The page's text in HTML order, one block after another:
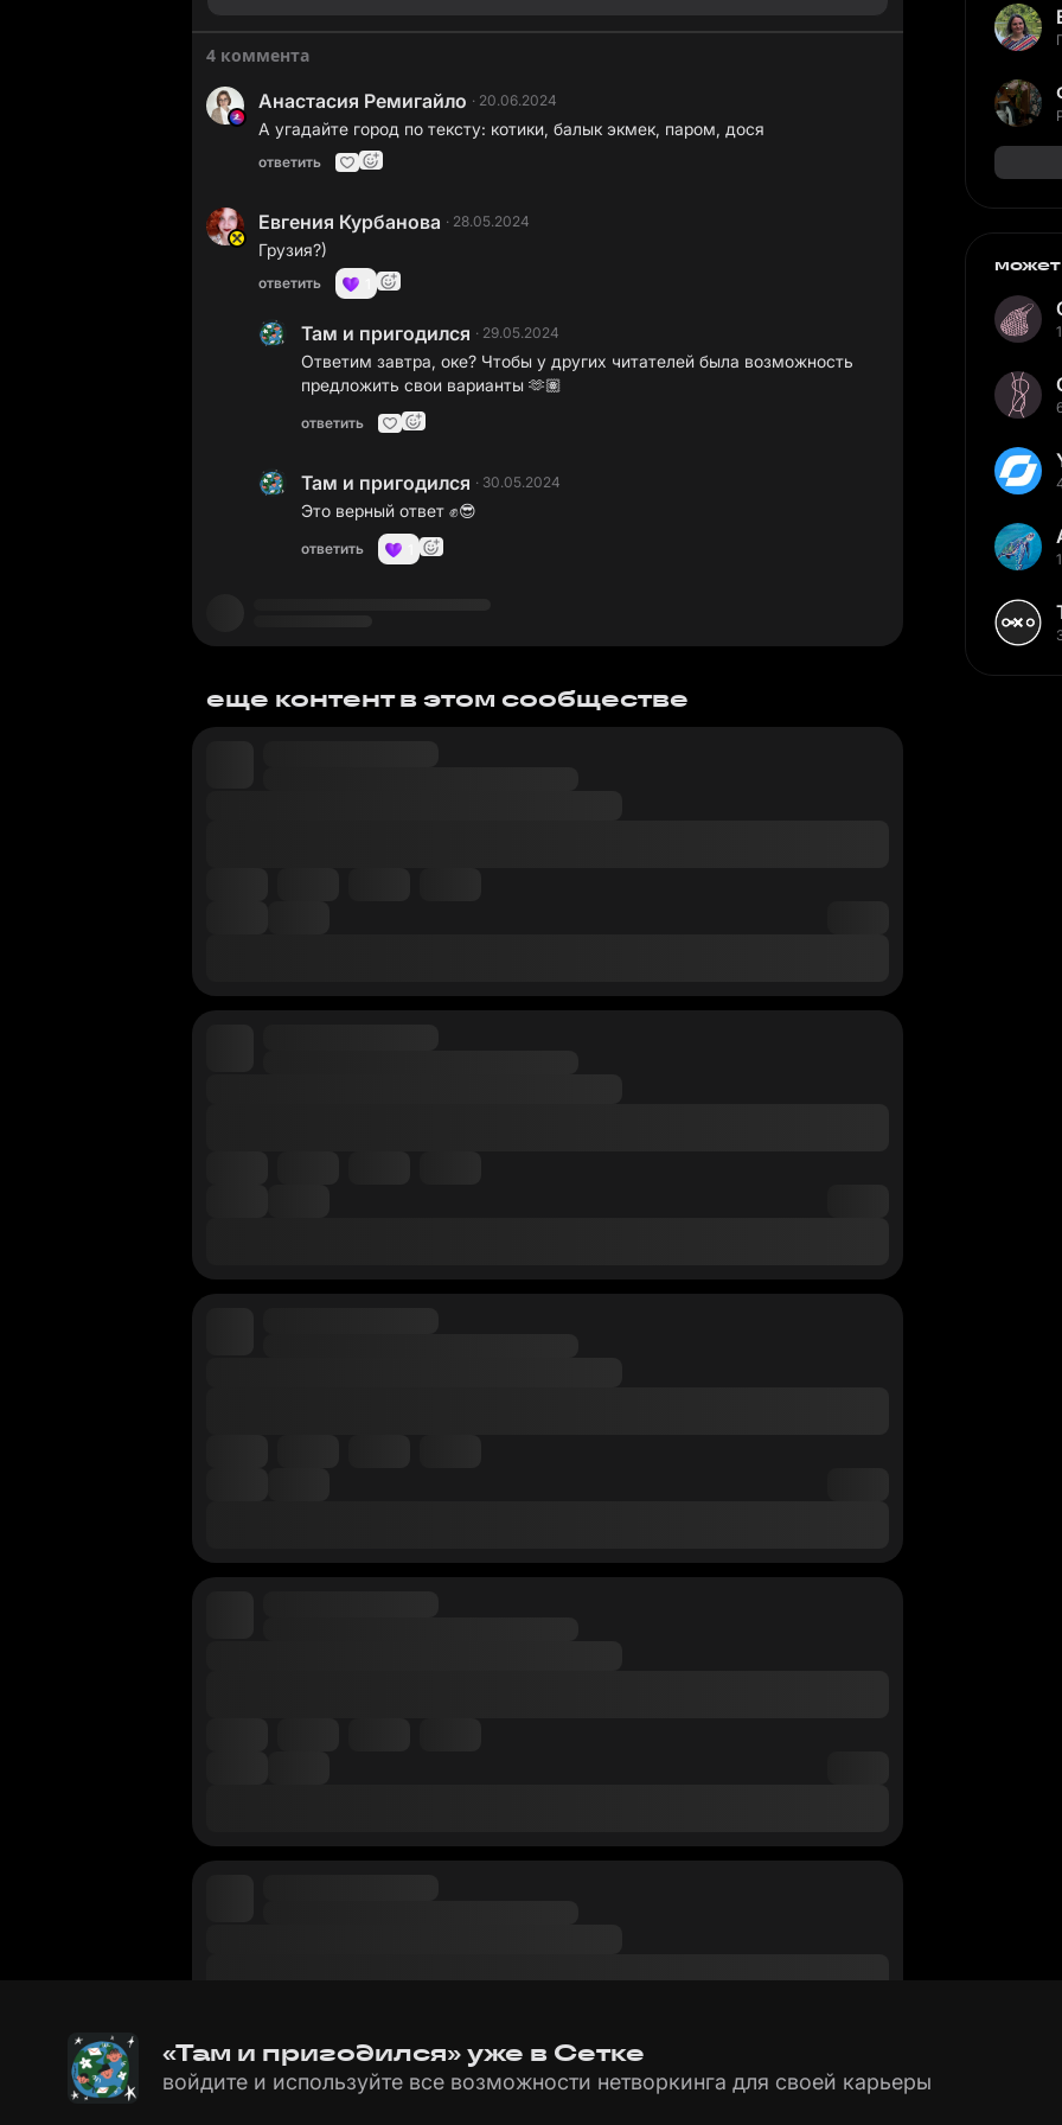
4 коммента
Анастасия Ремигайло · 20.06.2024
А угадайте город по тексту: котики, балык экмек, паром, дося
ответить
Евгения Курбанова · 28.05.2024
Грузия?)
ответить
Там и пригодился · 29.05.2024
Ответим завтра, оке? Чтобы у других читателей была возможность
предложить свои варианты 🫶🏽
ответить
Там и пригодился · 30.05.2024
Это верный ответ ✊😎
ответить
еще контент в этом сообществе
«Там и пригодился» уже в Сетке
войдите и используйте все возможности нетворкинга для своей карьеры